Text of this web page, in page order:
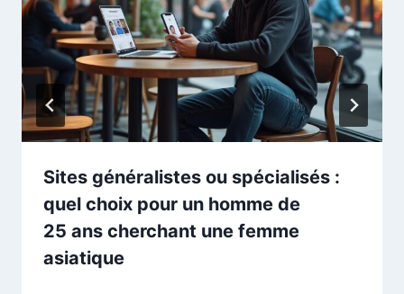
Sites généralistes ou spécialisés :
quel choix pour un homme de
25 ans cherchant une femme
asiatique